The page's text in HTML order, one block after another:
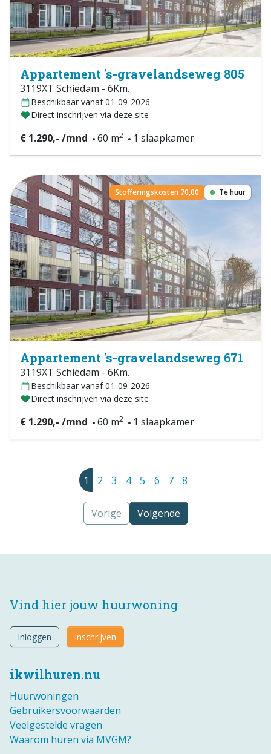
Appartement 's-gravelandseweg 805
3119XT Schiedam - 6Km.
Beschikbaar vanaf 01-09-2026
Direct inschrijven via deze site
€ 1.290,- /mnd 60 m2 1 slaapkamer
Stofferingskosten 70,00 Te huur
Appartement 's-gravelandseweg 671
3119XT Schiedam - 6Km.
Beschikbaar vanaf 01-09-2026
Direct inschrijven via deze site
€ 1.290,- /mnd 60 m2 1 slaapkamer
1 2 3 4 5 6 7 8
Vorige Volgende
ikwilhuren.nu
Huurwoningen
Gebruikersvoorwaarden
Veelgestelde vragen
Waarom huren via MVGM?
Vind hier jouw huurwoning
Inloggen Inschrijven